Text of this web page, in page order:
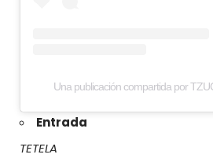
Una publicación compartida por
Entrada
TETELA